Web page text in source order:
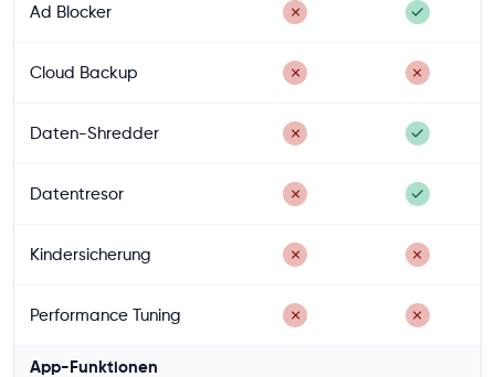
Ad Blocker ✗ ✓
Cloud Backup ✗ ✗
Daten-Shredder ✗ ✓
Datentresor ✗ ✓
Kindersicherung ✗ ✗
Performance Tuning ✗ ✗
App-Funktionen